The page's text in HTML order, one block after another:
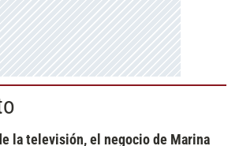
la televisión, el negocio de Marina